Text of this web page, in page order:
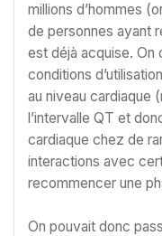
millions d’hommes
de personnes ayant
est déjà acquise. On
conditions
au niveau cardiaque
l’intervalle QT et
cardiaque chez de
interactions avec
recommencer une
On pouvait donc